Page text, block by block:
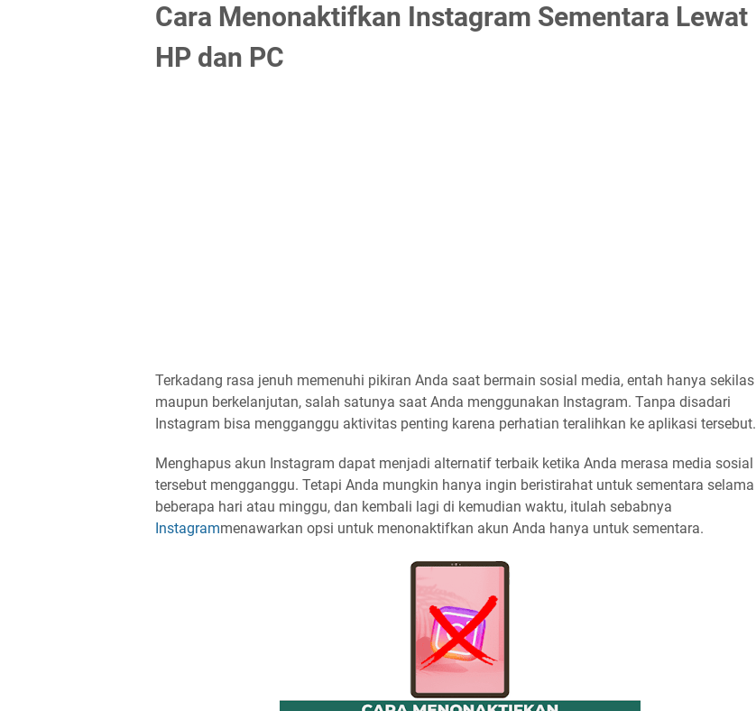
Cara Menonaktifkan Instagram Sementara Lewat
HP dan PC
Terkadang rasa jenuh memenuhi pikiran Anda saat bermain sosial media, entah hanya sekilas
maupun berkelanjutan, salah satunya saat Anda menggunakan Instagram. Tanpa disadari
Instagram bisa mengganggu aktivitas penting karena perhatian teralihkan ke aplikasi tersebut.
Menghapus akun Instagram dapat menjadi alternatif terbaik ketika Anda merasa media sosial
tersebut mengganggu. Tetapi Anda mungkin hanya ingin beristirahat untuk sementara selama
beberapa hari atau minggu, dan kembali lagi di kemudian waktu, itulah sebabnya
Instagrammenawarkan opsi untuk menonaktifkan akun Anda hanya untuk sementara.